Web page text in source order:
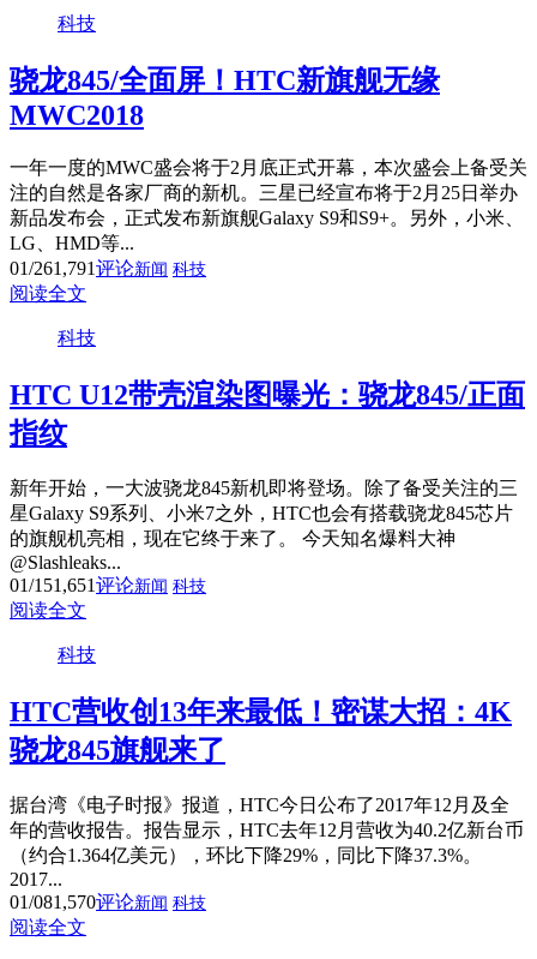
科技
骁龙845/全面屏！HTC新旗舰无缘
MWC2018
一年一度的MWC盛会将于2月底正式开幕，本次盛会上备受关
注的自然是各家厂商的新机。三星已经宣布将于2月25日举办
新品发布会，正式发布新旗舰Galaxy S9和S9+。另外，小米、
LG、HMD等...
01/261,791评论新闻 科技
阅读全文
科技
HTC U12带壳渲染图曝光：骁龙845/正面
指纹
新年开始，一大波骁龙845新机即将登场。除了备受关注的三
星Galaxy S9系列、小米7之外，HTC也会有搭载骁龙845芯片
的旗舰机亮相，现在它终于来了。 今天知名爆料大神
@Slashleaks...
01/151,651评论新闻 科技
阅读全文
科技
HTC营收创13年来最低！密谋大招：4K
骁龙845旗舰来了
据台湾《电子时报》报道，HTC今日公布了2017年12月及全
年的营收报告。报告显示，HTC去年12月营收为40.2亿新台币
（约合1.364亿美元），环比下降29%，同比下降37.3%。
2017...
01/081,570评论新闻 科技
阅读全文